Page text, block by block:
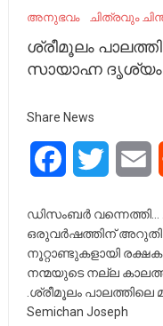
അനുഭവം ചിത്രവും
ശ്രീമൂലം
സായാഹ്ന ദൃശ്യം
Share News
FacebookTwitter
ഡിസംബർ
ഒരുവർഷത്തിന് അറുതി
നൂറ്റാണ്ടുകളായി
നന്മയുടെ നല്ല
.ശ്രീമൂലം
Semichan Joseph